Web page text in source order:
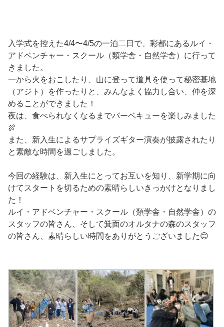
入学式を控えた4/4〜4/5の一泊二日で、彩都にあるルイ・
アドベンチャー・スクール（類学舎・自然学舎）に行って
きました。
一から火をおこしたり、山に登って道具を使って秘密基地
（アジト）を作ったりと、みんなよく協力し合い、仲を深
めることができました！
夜は、食べられなくなるまでバーベキューを楽しみました
🍖
また、新入生によるサプライズギター演奏が披露されたり
と素敵な時間を過ごしました。
今回の経験は、新入生にとってお互いを知り、新学期に向
けてスタートを切るための素晴らしいきっかけとなりまし
た！
ルイ・アドベンチャー・スクール（類学舎・自然学舎）の
スタッフの皆さん、そして箕面のオルタナの森のスタッフ
の皆さん、素晴らしい時間をありがとうございました😊